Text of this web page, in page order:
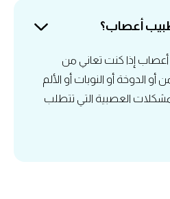
طبيب أعصاب؟
إذا كنت تعاني من
الدوخة أو النوبات أو الألم
العصبية التي تتطلب